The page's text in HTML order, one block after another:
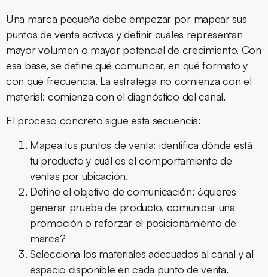
Una marca pequeña debe empezar por mapear sus
puntos de venta activos y definir cuáles representan
mayor volumen o mayor potencial de crecimiento. Con
esa base, se define qué comunicar, en qué formato y
con qué frecuencia. La estrategia no comienza con el
material: comienza con el diagnóstico del canal.
El proceso concreto sigue esta secuencia:
Mapea tus puntos de venta: identifica dónde está
tu producto y cuál es el comportamiento de
ventas por ubicación.
Define el objetivo de comunicación: ¿quieres
generar prueba de producto, comunicar una
promoción o reforzar el posicionamiento de
marca?
Selecciona los materiales adecuados al canal y al
espacio disponible en cada punto de venta.